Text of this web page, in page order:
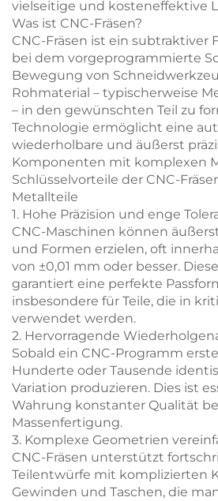
vielseitige und kosteneffektive
Was ist CNC-Fräsen?
CNC-Fräsen ist ein subtraktiver
bei dem vorgeprogrammierte
Bewegung von
Rohmaterial – typischerweise
– in den gewünschten Teil zu
Technologie ermöglicht eine
wiederholbare und äußerst
Komponenten mit komplexen
Schlüsselvorteile der CNC-
Metallteile
1. Hohe Präzision und enge
CNC-Maschinen können
und Formen erzielen, oft
von ±0,01 mm oder besser.
garantiert eine perfekte
insbesondere für Teile, die in
verwendet werden.
2. Hervorragende
Sobald ein CNC-Programm
Hunderte oder Tausende
Variation produzieren. Dies ist
Wahrung konstanter Qualität
Massenfertigung.
3. Komplexe Geometrien
CNC-Fräsen unterstützt
Teilentwürfe mit komplizierten
Gewinden und Taschen, die